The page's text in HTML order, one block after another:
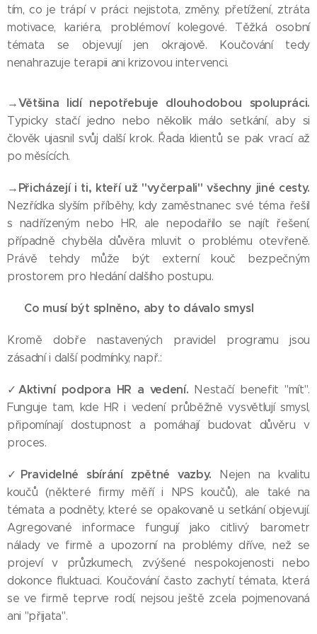
tím, co je trápí v práci: nejistota, změny, přetížení, ztráta
motivace, kariéra, problémoví kolegové. Těžká osobní
témata se objevují jen okrajově. Koučování tedy
nenahrazuje terapii ani krizovou intervenci.
→Většina lidí nepotřebuje dlouhodobou spolupráci.
Typicky stačí jedno nebo několik málo setkání, aby si
člověk ujasnil svůj další krok. Řada klientů se pak vrací až
po měsících.
→ Přicházejí i ti, kteří už "vyčerpali" všechny jiné cesty.
Nezřídka slyším příběhy, kdy zaměstnanec své téma řešil
s nadřízeným nebo HR, ale nepodařilo se najít řešení,
případně chyběla důvěra mluvit o problému otevřeně.
Právě tehdy může být externí kouč bezpečným
prostorem pro hledání dalšího postupu.
Co musí být splněno, aby to dávalo smysl
Kromě dobře nastavených pravidel programu jsou
zásadní i další podmínky, např.:
✓Aktivní podpora HR a vedení. Nestačí benefit "mít".
Funguje tam, kde HR i vedení průběžně vysvětlují smysl,
připomínají dostupnost a pomáhají budovat důvěru v
proces.
✓ Pravidelné sbírání zpětné vazby. Nejen na kvalitu
koučů (některé firmy měří i NPS koučů), ale také na
témata a podněty, které se opakovaně u setkání objevují.
Agregované informace fungují jako citlivý barometr
nálady ve firmě a upozorní na problémy dříve, než se
projeví v průzkumech, zvýšené nespokojenosti nebo
dokonce fluktuaci. Koučování často zachytí témata, která
se ve firmě teprve rodí, nejsou ještě zcela pojmenovaná
ani "přijata".